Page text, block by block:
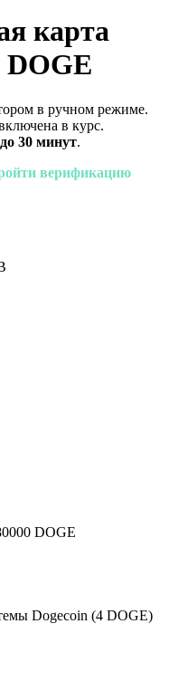
карта
DOGE
в ручном режиме.
в курс.
30 минут.
верификацию
DOGE
Dogecoin (4 DOGE)